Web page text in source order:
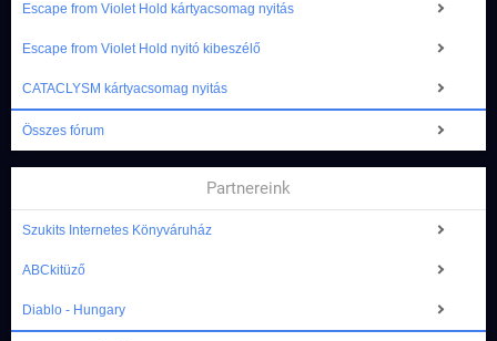
Escape from Violet Hold kártyacsomag nyitás
Escape from Violet Hold nyitó kibeszélő
CATACLYSM kártyacsomag nyitás
Összes fórum
Partnereink
Szukits Internetes Könyváruház
ABCkitüző
Diablo - Hungary